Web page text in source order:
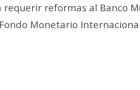
reformas al Banco
Monetario